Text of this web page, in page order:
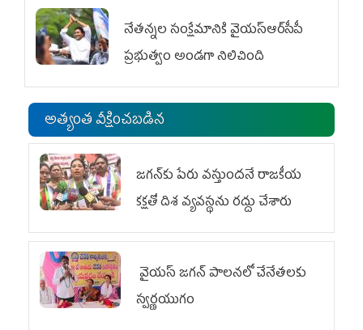
నేతన్నల సంక్షేమానికి వైయ‌స్ఆర్‌సీపీ
ప్రభుత్వం అండగా నిలిచింది
అత్యంత వీక్షించబడిన
జగన్‌కు పేరు వస్తుందనే రాజకీయ
కక్షతో దిశ వ్య‌వ‌స్థ‌ను రద్దు చేశారు
వైయ‌స్ జగన్ పాలనలో చేనేతలకు
స్వర్ణయుగం